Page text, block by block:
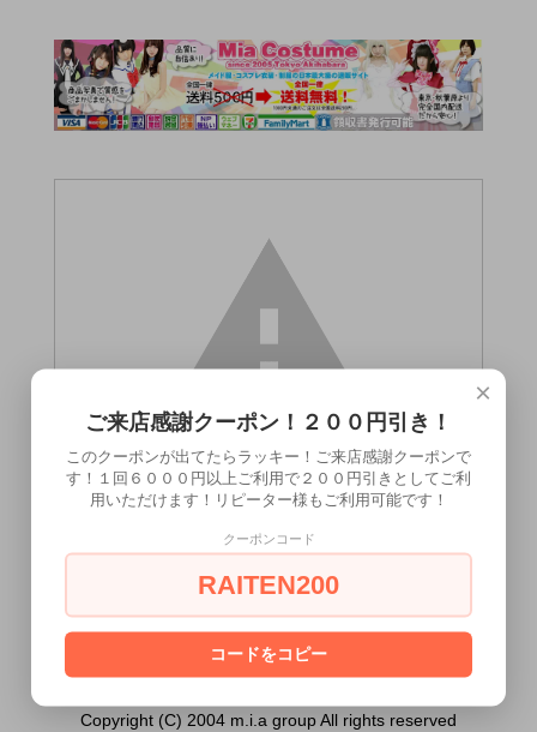
ません。
あなたは18歳以上ですか？
[ はい ] [ いいえ ]
Copyright (C) 2004 m.i.a group All rights reserved
×
ご来店感謝クーポン！２００円引き！
このクーポンが出てたらラッキー！ご来店感謝クーポンで
す！１回６０００円以上ご利用で２００円引きとしてご利
用いただけます！リピーター様もご利用可能です！
クーポンコード
RAITEN200
コードをコピー